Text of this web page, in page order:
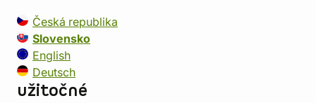
Česká republika
Slovensko
English
Deutsch
užitočné